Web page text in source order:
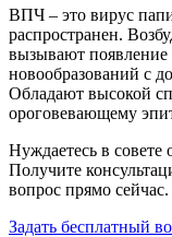
ВПЧ – это вирус
распространен.
вызывают
новообразований с
Обладают высокой
ороговевающему
Нуждаетесь в совете
Получите
вопрос прямо сейчас.
Задать бесплатный